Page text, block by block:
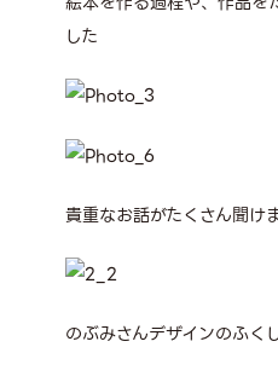
した
貴重なお話がたくさん聞け
のぶみさんデザインのふく